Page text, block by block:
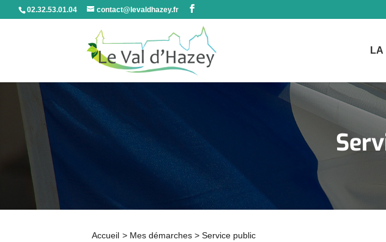
02.32.53.01.04 contact@levaldhazey.fr
LA
Accueil > Mes démarches > Service public